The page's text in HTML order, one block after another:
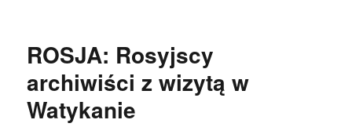
ROSJA: Rosyjscy
archiwiści z wizytą w
Watykanie